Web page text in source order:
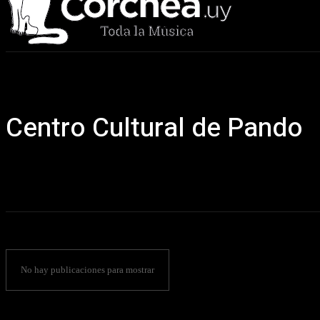
Centro Cultural de Pando
No hay publicaciones para mostrar